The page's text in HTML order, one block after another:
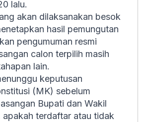
lalu.
akan dilaksanakan besok
hasil pemungutan
pengumuman resmi
calon terpilih masih
lain.
keputusan
(MK) sebelum
Bupati dan Wakil
apakah terdaftar atau tidak